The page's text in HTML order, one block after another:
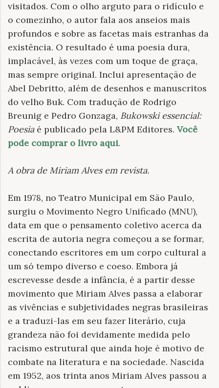
visitados. Com o olho arguto para o ridículo e
o comezinho, o autor fala aos anseios mais
profundos e sobre as facetas mais estranhas da
existência. O resultado é uma poesia dura,
implacável, às vezes com um toque de graça,
mas sempre original. Inclui apresentação de
Abel Debritto, além de desenhos e manuscritos
do velho Buk. Com tradução de Rodrigo
Breunig e Pedro Gonzaga, Bukowski essencial:
Poesiaé publicado pela L&PM Editores. Você
pode comprar o livro aqui.
A obra de Miriam Alves em revista.
Em 1978, no Teatro Municipal em São Paulo,
surgiu o Movimento Negro Unificado (MNU),
data em que o pensamento coletivo acerca da
escrita de autoria negra começou a se formar,
conectando escritores em um corpo cultural a
um só tempo diverso e coeso. Embora já
escrevesse desde a infância, é a partir desse
movimento que Miriam Alves passa a elaborar
as vivências e subjetividades negras brasileiras
e a traduzi-las em seu fazer literário, cuja
grandeza não foi devidamente medida pelo
racismo estrutural que ainda hoje é motivo de
combate na literatura e na sociedade. Nascida
em 1952, aos trinta anos Miriam Alves passou a